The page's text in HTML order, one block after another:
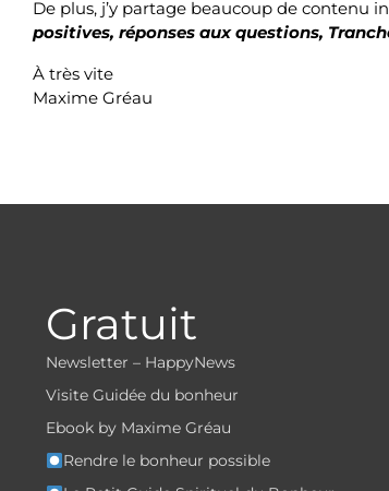
De plus, j’y partage beaucoup de contenu
positives, réponses aux questions,
À très vite
Maxime Gréau
Gratuit
Newsletter – HappyNews
Visite Guidée du bonheur
Ebook by Maxime Gréau
Rendre le bonheur possible